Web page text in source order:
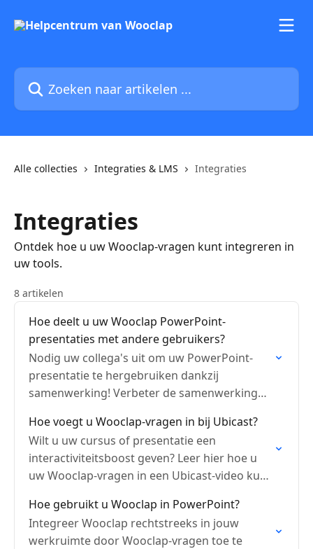
Zoeken naar artikelen ...
Alle collecties Integraties & LMS Integraties
Integraties
Ontdek hoe u uw Wooclap-vragen kunt integreren in
uw tools.
8 artikelen
Hoe deelt u uw Wooclap PowerPoint-
presentaties met andere gebruikers?
Nodig uw collega's uit om uw PowerPoint-
presentatie te hergebruiken dankzij
samenwerking! Verbeter de samenwerking
Hoe voegt u Wooclap-vragen in bij Ubicast?
Wilt u uw cursus of presentatie een
interactiviteitsboost geven? Leer hier hoe u
uw Wooclap-vragen in een Ubicast-video kunt
Hoe gebruikt u Wooclap in PowerPoint?
Integreer Wooclap rechtstreeks in jouw
werkruimte door Wooclap-vragen toe te